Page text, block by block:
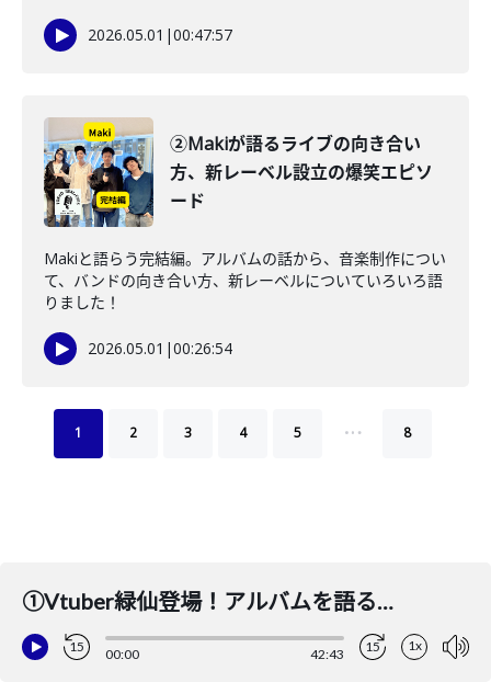
2026.05.01 |00:47:57
②Makiが語るライブの向き合い
方、新レーベル設立の爆笑エピソ
ード
Makiと語らう完結編。アルバムの話から、音楽制作につい
て、バンドの向き合い方、新レーベルについていろいろ語
りました！
2026.05.01 |00:26:54
1 2 3 4 5 … 8
①Vtuber緑仙登場！アルバムを語る！Eggs：nene Is.が登場！
15 00:00 42:43 15 1x